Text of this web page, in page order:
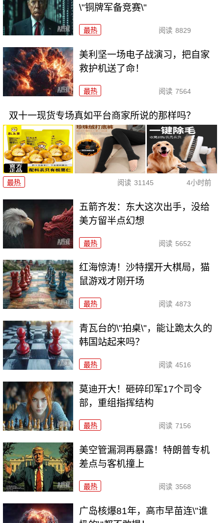
\"铜牌军备竞赛\"
最热 阅读 8829
美利坚一场电子战演习，把自家
救护机送了命！
最热 阅读 7564
双十一现货专场真如平台商家所说的那样吗？
最热 阅读 31145 4小时前
五箭齐发：东大这次出手，没给
美方留半点幻想
最热 阅读 5652
红海惊涛！沙特摆开大棋局，猫
鼠游戏才刚开场
最热 阅读 4873
青瓦台的\"拍桌\"，能让跪太久的
韩国站起来吗？
最热 阅读 4516
莫迪开大！砸碎印军17个司令
部，重组指挥结构
最热 阅读 7156
美空管漏洞再暴露！特朗普专机
差点与客机撞上
最热 阅读 3568
广岛核爆81年，高市早苗连\"谁